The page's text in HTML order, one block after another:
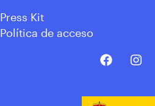
Press Kit
Política de acceso